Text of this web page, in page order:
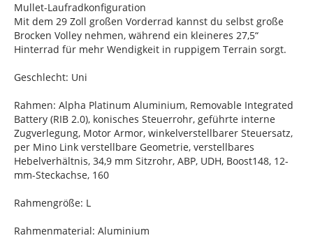
Mullet-Laufradkonfiguration
Mit dem 29 Zoll großen Vorderrad kannst du selbst große
Brocken Volley nehmen, während ein kleineres 27,5“
Hinterrad für mehr Wendigkeit in ruppigem Terrain sorgt.
Geschlecht: Uni
Rahmen: Alpha Platinum Aluminium, Removable Integrated
Battery (RIB 2.0), konisches Steuerrohr, geführte interne
Zugverlegung, Motor Armor, winkelverstellbarer Steuersatz,
per Mino Link verstellbare Geometrie, verstellbares
Hebelverhältnis, 34,9 mm Sitzrohr, ABP, UDH, Boost148, 12-
mm-Steckachse, 160
Rahmengröße: L
Rahmenmaterial: Aluminium